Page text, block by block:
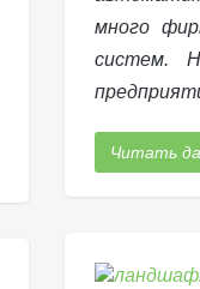
много
систем.
Читать